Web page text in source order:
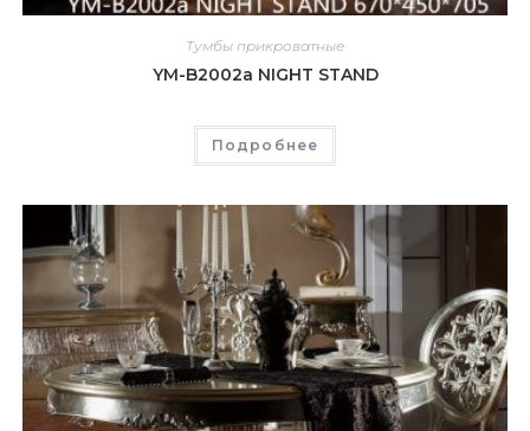
Тумбы прикроватные
YM-B2002a NIGHT STAND
Подробнее